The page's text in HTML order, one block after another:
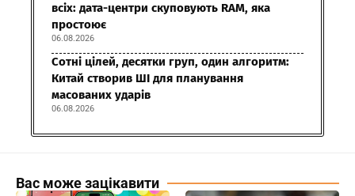
всіх: дата-центри скуповують RAM, яка
простоює
06.08.2026
Сотні цілей, десятки груп, один алгоритм:
Китай створив ШІ для планування
масованих ударів
06.08.2026
Вас може зацікавити